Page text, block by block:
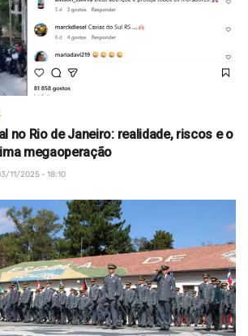
no Rio de Janeiro: realidade, riscos e o
megaoperação
11/2025 - 18:10